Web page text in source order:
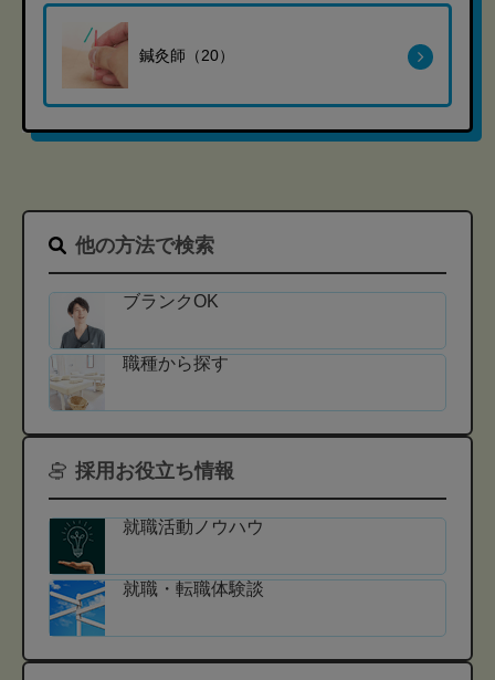
鍼灸師（20）
他の方法で検索
ブランクOK
職種から探す
採用お役立ち情報
就職活動ノウハウ
就職・転職体験談